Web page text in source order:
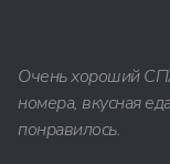
Очень хороший
номера, вкусная
понравилось.